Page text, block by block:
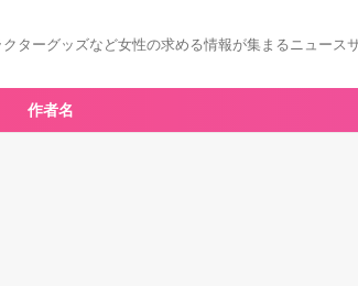
ターグッズなど女性の求める情報が集まるニュース
作者名